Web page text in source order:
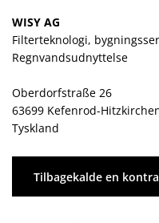
WISY AG
Filterteknologi,
Regnvandsudnyttelse
Oberdorfstraße 26
63699 Kefenrod-
Tyskland
Tilbagekalde en